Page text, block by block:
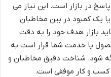
در بازار است. این نیاز می
یک کمبود در بین مخاطبان
بازار هدف خود را به دقت
یا خدمت شما قرار است به
شود. شناخت دقیق مخاطبان و
کسب و کار موفقی است.